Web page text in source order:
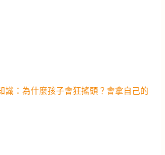
識：為什麼孩子會狂搖頭？會拿自己的